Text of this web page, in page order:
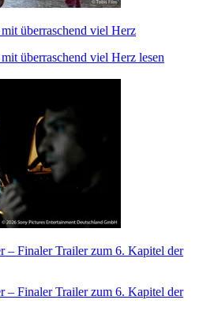
überraschend viel Herz
überraschend viel Herz lesen
– Finaler Trailer zum 6. Kapitel der
– Finaler Trailer zum 6. Kapitel der